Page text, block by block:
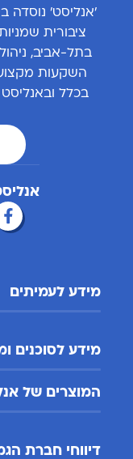
ציבורית
בתל-אביב,
השקעות
בכלל
מידע לעמיתים
מידע לסוכנים
המוצרים של
דיווחי חברת